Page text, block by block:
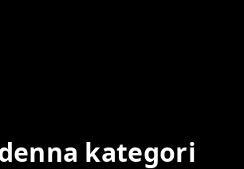
kategori